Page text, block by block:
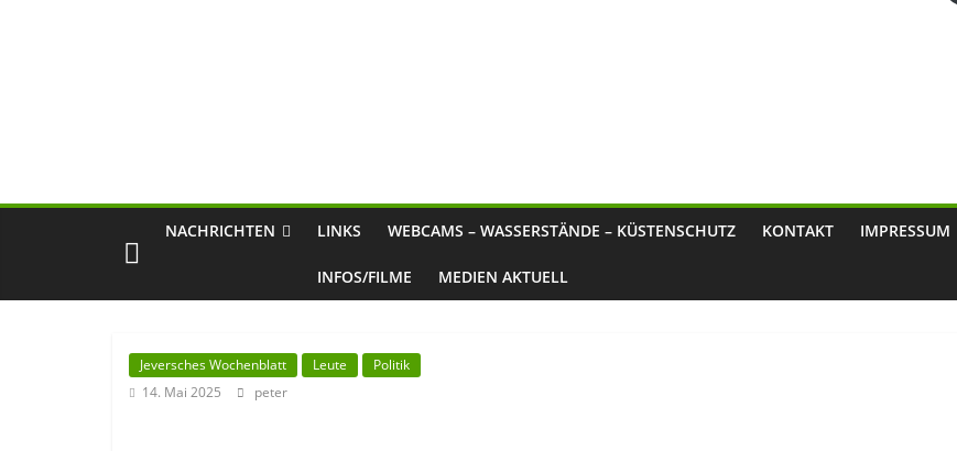
NACHRICHTEN LINKS WEBCAMS – WASSERSTÄNDE – KÜSTENSCHUTZ KONTAKT IMPRESSUM
INFOS/FILME MEDIEN AKTUELL
Jeversches Wochenblatt Leute
Politik
14. Mai 2025
peter